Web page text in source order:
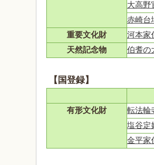
大高野
赤崎台
重要文化財
河本家
天然記念物
伯耆の
【国登録】
有形文化財
転法輪
塩谷定
金平家